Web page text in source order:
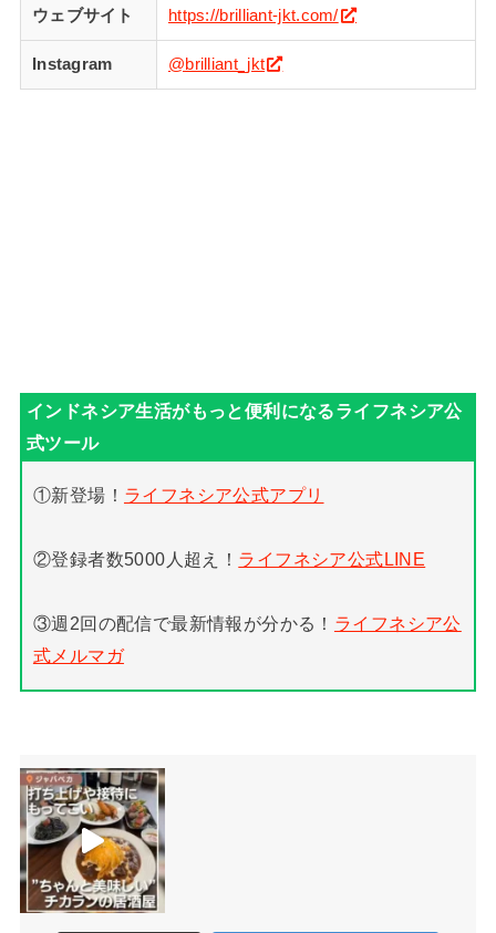
ウェブサイト https://brilliant-jkt.com/
Instagram @brilliant_jkt
①新登場！ ライフネシア公式アプリ
②登録者数5000人超え！ ライフネシア公式LINE
③週2回の配信で最新情報が分かる！ ライフネシア公
式メルマガ